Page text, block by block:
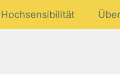
Hochsensibilität